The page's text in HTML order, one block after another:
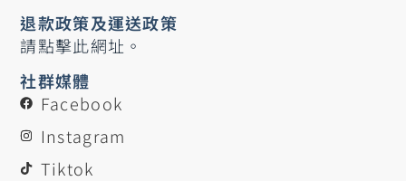
社群媒體
Facebook
Instagram
Tiktok
退款政策及運送政策
請點擊此網址。